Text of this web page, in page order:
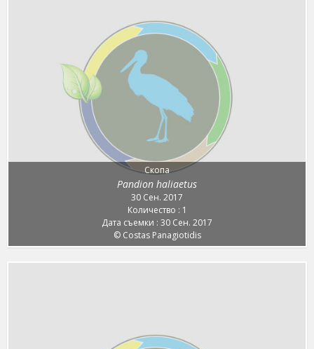
Скопа
Pandion haliaetus
30 Сен. 2017
Количество : 1
Дата съемки : 30 Сен. 2017
© Costas Panagiotidis